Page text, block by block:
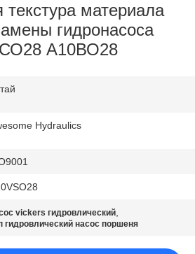
текстура материала
гидронасоса
А10ВО28
Hydraulics
vickers гидровлический,
гидровлический насос поршеня